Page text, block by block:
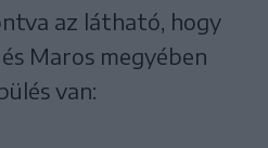
az látható, hogy
Maros megyében
van: